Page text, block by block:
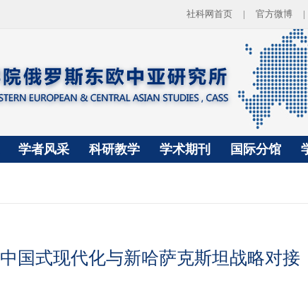
社科网首页 | 官方微博 |
学者风采 科研教学 学术期刊 国际分馆
中国式现代化与新哈萨克斯坦战略对接